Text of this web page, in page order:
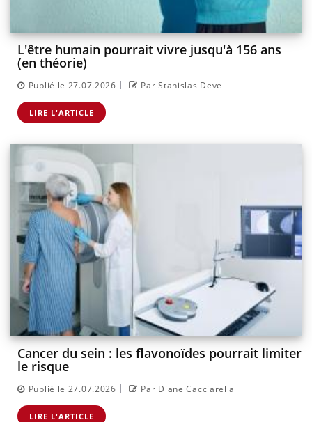
L'être humain pourrait vivre jusqu'à 156 ans
(en théorie)
Publié le 27.07.2026 | Par Stanislas Deve
LIRE L'ARTICLE
Cancer du sein : les flavonoïdes pourrait limiter
le risque
Publié le 27.07.2026 | Par Diane Cacciarella
LIRE L'ARTICLE